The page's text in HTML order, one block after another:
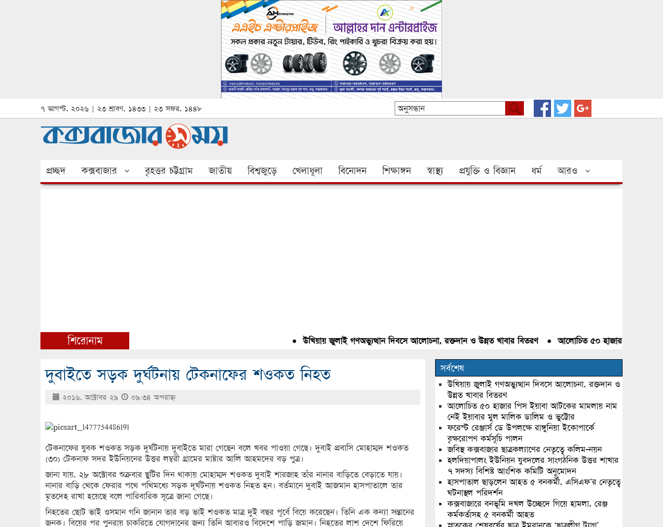
৭ আগস্ট, ২০২৬ | ২৩ শ্রাবণ, ১৪৩৩ | ২৩ সফর, ১৪৪৮
প্রচ্ছদ কক্সবাজার বৃহত্তর চট্টগ্রাম জাতীয় বিশ্বজুড়ে খেলাধূলা বিনোদন শিক্ষাঙ্গন স্বাস্থ্য প্রযুক্তি ও বিজ্ঞান ধর্ম আরও
শিরোনাম উখিয়ায় জুলাই গণঅভ্যুত্থান দিবসে আলোচনা, রক্তদান ও উন্নত খাবার বিতরণ● আলোচিত ৫০ হাজার পিস ইয়াবা
দুবাইতে সড়ক দুর্ঘটনায় টেকনাফের শওকত নিহত
২০১৬, অক্টোবর ২৯ ০৯:৩৪ অপরাহ্ণ
টেকনাফের যুবক শওকত সড়ক দুর্ঘটনায় দুবাইতে মারা গেছেন বলে খবর পাওয়া গেছে। দুবাই প্রবাসি মোহাম্মদ শওকত
(৩০) টেকনাফ সদর ইউনিয়নের উত্তর লম্বরী গ্রামের মাষ্টার আলি আহমদের বড় পুত্র।
জানা যায়, ২৮ অক্টোবর শুক্রবার ছুটির দিন থাকায় মোহাম্মদ শওকত দুবাই শারজাহ তাঁর নানার বাড়িতে বেড়াতে যায়।
নানার বাড়ি থেকে ফেরার পথে পথিমধ্যে সড়ক দূর্ঘটনায় শওকত নিহত হন। বর্তমানে দুবাই আজমান হাসপাতালে তার
মৃতদেহ রাখা হয়েছে বলে পারিবারিক সূত্রে জানা গেছে।
নিহতের ছোট ভাই ওসমান গনি জানান তার বড় ভাই শওকত মাত্র দুই বছর পূর্বে বিয়ে করেছেন। তিনি এক কন্যা সন্তানের
জনক। বিয়ের পর পুনরায় চাকরিতে যোগদানের জন্য তিনি আবারও বিদেশে পাড়ি জমান। নিহতের লাশ দেশে ফিরিয়ে
সর্বশেষ
উখিয়ায় জুলাই গণঅভ্যুত্থান দিবসে আলোচনা, রক্তদান ও
উন্নত খাবার বিতরণ
আলোচিত ৫০ হাজার পিস ইয়াবা আটকের মামলায় নাম
নেই ইয়াবার মুল মালিক ডালিম ও ভুট্টোর
ফরেস্ট রেঞ্জার্স ডে উপলক্ষে রাঙ্গুনিয়া ইকোপার্কে
বৃক্ষরোপণ কর্মসূচি পালন
জবিস্থ কক্সবাজার ছাত্রকল্যাণের নেতৃত্বে কলিম-নয়ন
হলদিয়াপালং ইউনিয়ন যুবদলের সাংগঠনিক উত্তর শাখার
৭ সদস্য বিশিষ্ট আংশিক কমিটি অনুমোদন
হাসপাতাল ছাড়লেন আহত ৫ বনকর্মী, এসিএফ’র নেতৃত্বে
ঘটনাস্থল পরিদর্শন
কক্সবাজারে বনভূমি দখল উচ্ছেদে গিয়ে হামলা, রেঞ্জ
কর্মকর্তাসহ ৫ বনকর্মী আহত